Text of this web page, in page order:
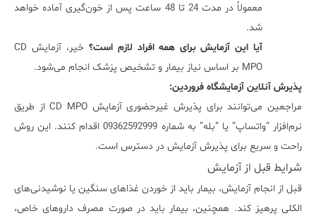
معمولاً در مدت 24 تا 48 ساعت پس از خون‌گیری آماده خواهد
شد.
آیا این آزمایش برای همه افراد لازم است؟
خیر، آزمایش CD
MPO بر اساس نیاز بیمار و تشخیص پزشک انجام می‌شود.
پذیرش آنلاین آزمایشگاه فروردین:
مراجعین می‌توانند برای پذیرش غیرحضوری آزمایش CD MPO از طریق
نرم‌افزار “واتساپ” یا “بله” به شماره 09362592999 اقدام کنند. این روش
راحت و سریع برای پذیرش آزمایش در دسترس است.
شرایط قبل از آزمایش
قبل از انجام آزمایش، بیمار باید از خوردن غذاهای سنگین یا نوشیدنی‌های
الکلی پرهیز کند. همچنین، بیمار باید در صورت مصرف داروهای خاص،